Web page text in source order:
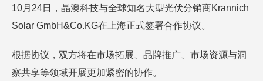
10月24日，晶澳科技与全球知名大型光伏分销商Krannich
Solar GmbH&Co.KG在上海正式签署合作协议。
根据协议，双方将在市场拓展、品牌推广、市场资源与洞
察共享等领域开展更加紧密的协作。